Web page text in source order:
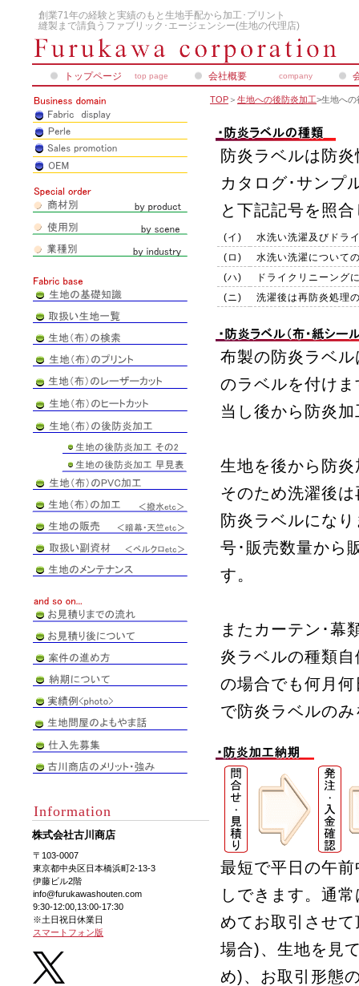
創業71年の経験と実績のもと生地手配から加工･プリント
縫製まで請負うファブリック･エージェンシー(生地の代理店)
TOP ＞ 生地への後防炎加工>生地への
防炎ラベルは防
カタログ･サンプ
と下記記号を照
(イ)
水洗い洗濯及びドラ
(ロ)
水洗い洗濯について
(ハ)
ドライクリニーング
(ニ)
洗濯後は再防炎処理
布製の防炎ラベ
のラベルを付け
当し後から防炎
生地を後から防
そのため洗濯後
防炎ラベルにな
号･販売数量から
す。
またカーテン･幕
炎ラベルの種類
の場合でも何月
で防炎ラベルの
最短で平日の午
しできます。通
めてお取引させ
場合)、生地を見
め)、お取引形態
top page
トップページ company
会社概要
Information
株式会社古川商店
〒103-0007
東京都中央区日本橋浜町2-13-3
伊藤ビル2階
info@furukawashouten.com
9:30-12:00,13:00-17:30
※土日祝日休業日
スマートフォン版